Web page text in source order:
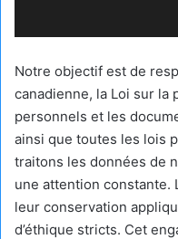
Notre objectif est de
canadienne, la Loi sur
personnels et les
ainsi que toutes les lois
traitons les données de
une attention
leur conservation
d’éthique stricts. Cet